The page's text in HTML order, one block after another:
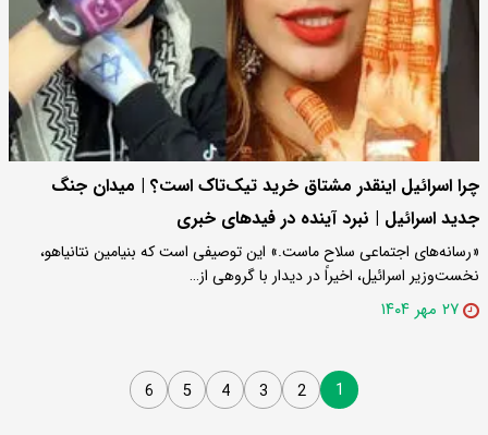
چرا اسرائیل اینقدر مشتاق خرید تیک‌تاک است؟ | میدان جنگ
جدید اسرائیل | نبرد آینده در فیدهای خبری
«رسانه‌های اجتماعی سلاح ماست.» این توصیفی است که بنیامین نتانیاهو،
نخست‌وزیر اسرائیل، اخیراً در دیدار با گروهی از…
۲۷ مهر ۱۴۰۴
1
2
3
4
5
6